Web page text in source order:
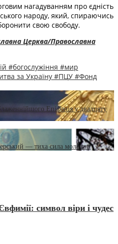
нагадуванням про єдність
народу, який, спираючись
свою свободу.
Церква/Православна
#богослужіння #мир
за Україну #ПЦУ #Фонд
Епіфанія у двадцяту
— тиха сила молитви
символ віри і чудес